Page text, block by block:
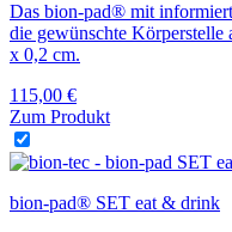
Das bion-pad® mit
die gewünschte
x 0,2 cm.
115,00 €
Zum Produkt
bion-pad® SET eat & drink